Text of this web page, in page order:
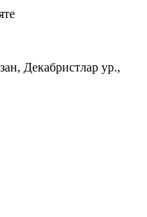
Декабристлар ур.,